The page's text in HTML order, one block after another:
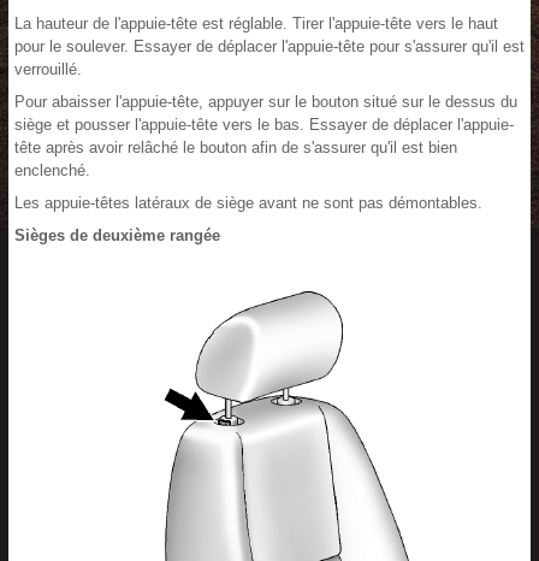
La hauteur de l'appuie-tête est réglable. Tirer l'appuie-tête vers le haut
pour le soulever. Essayer de déplacer l'appuie-tête pour s'assurer qu'il est
verrouillé.
Pour abaisser l'appuie-tête, appuyer sur le bouton situé sur le dessus du
siège et pousser l'appuie-tête vers le bas. Essayer de déplacer l'appuie-
tête après avoir relâché le bouton afin de s'assurer qu'il est bien
enclenché.
Les appuie-têtes latéraux de siège avant ne sont pas démontables.
Sièges de deuxième rangée